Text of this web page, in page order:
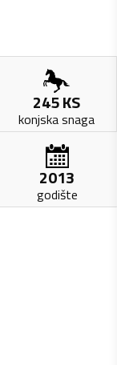
245KS
konjska snaga
2013
godište